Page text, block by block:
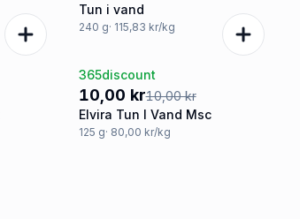
Tun i vand
240 g· 115,83 kr/kg
Tilbud
365discount
10,00 kr10,00 kr
Elvira Tun I Vand Msc
125 g· 80,00 kr/kg